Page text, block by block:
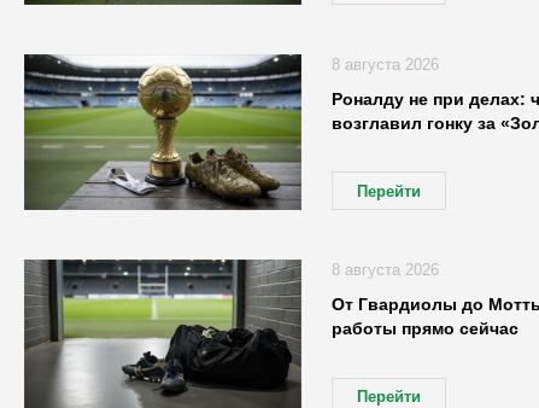
Роналду не при делах:
возглавил гонку за
Перейти
8 августа 2026
От Гвардиолы до
работы прямо сейчас
Перейти
8 августа 2026